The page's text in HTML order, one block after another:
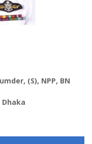
(S), NPP, BN